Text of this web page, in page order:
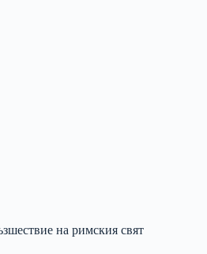
на римския свят